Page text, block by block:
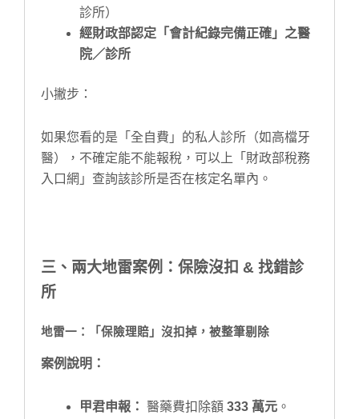
診所）
經財政部認定「會計紀錄完備正確」之醫
院／診所
小撇步：
如果您看的是「全自費」的私人診所（如高檔牙
醫），不確定能不能報稅，可以上「財政部稅務
入口網」查詢該診所是否在核定名單內。
三、兩大地雷案例：保險沒扣 & 找錯診
所
地雷一：「保險理賠」沒扣掉，被整筆剔除
案例說明：
甲君申報： 醫藥費扣除額 333 萬元 。